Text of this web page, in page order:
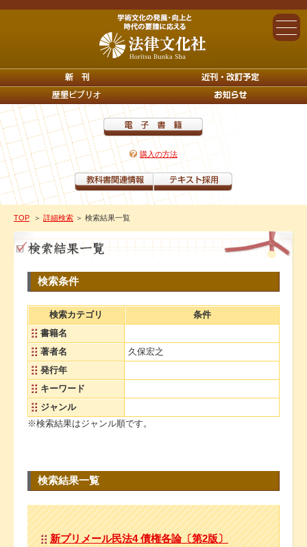
購入の方法
TOP ＞ 詳細検索 ＞ 検索結果一覧
検索条件
検索カテゴリ
条件
書籍名
著者名
久保宏之
発行年
キーワード
ジャンル
※検索結果はジャンル順です。
検索結果一覧
新プリメール民法4 債権各論〔第2版〕